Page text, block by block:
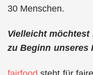
30 Menschen.
Vielleicht möchtest
zu Beginn unseres